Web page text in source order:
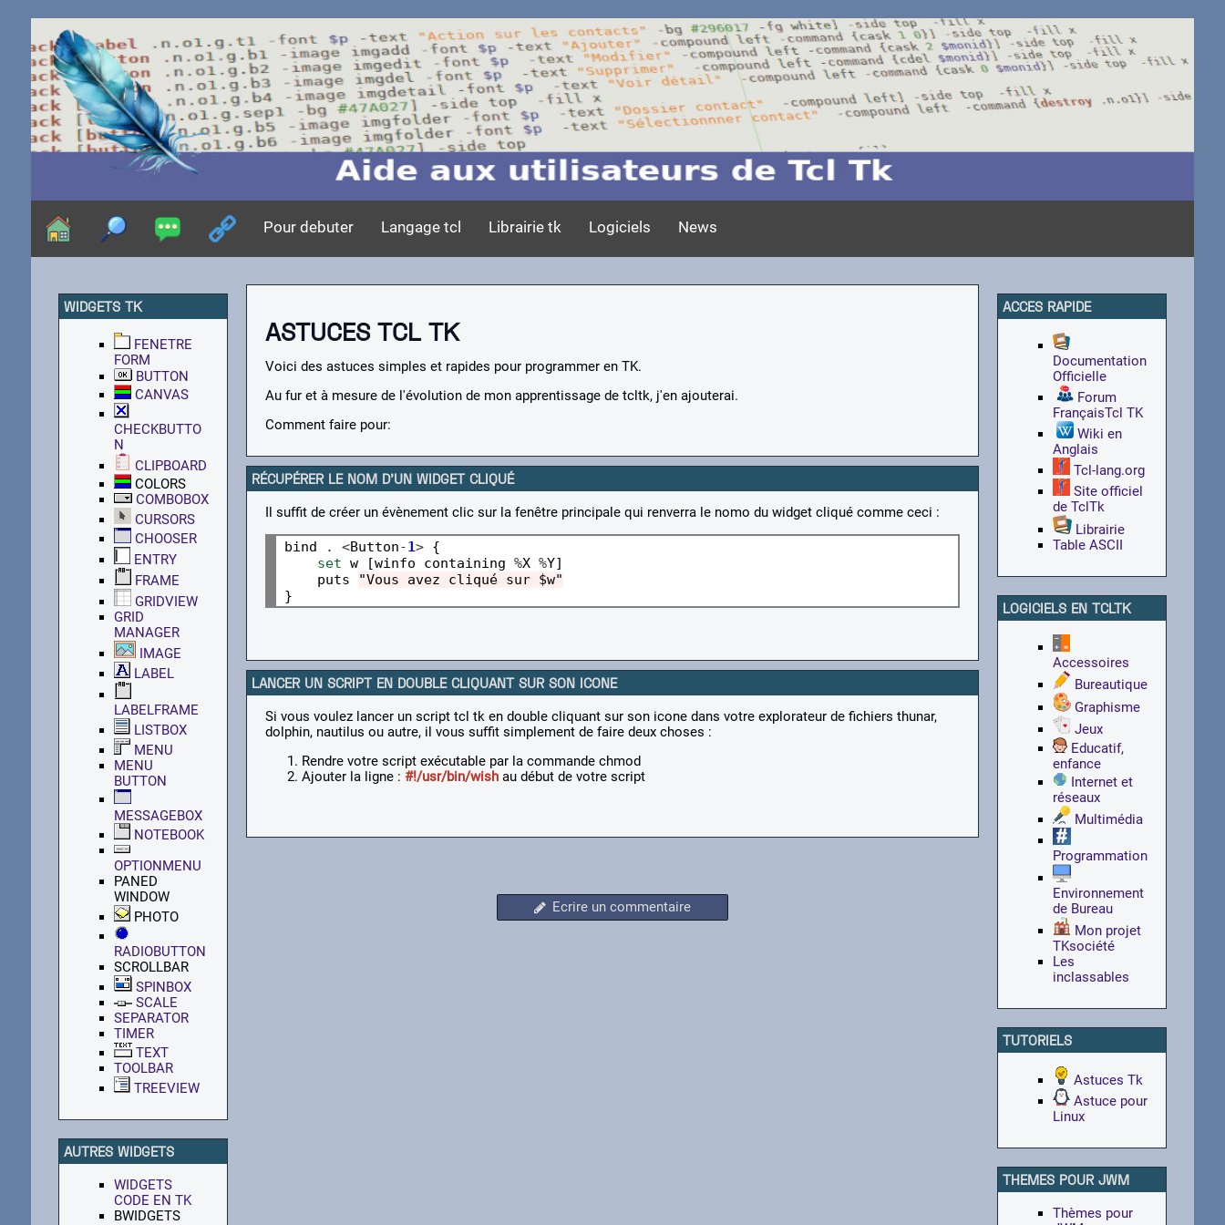
Pour debuter Langage tcl Librairie tk Logiciels News
WIDGETS TK
FENETRE
FORM
BUTTON
CANVAS
CHECKBUTTO
N
CLIPBOARD
COLORS
COMBOBOX
CURSORS
CHOOSER
ENTRY
FRAME
GRIDVIEW
GRID
MANAGER
IMAGE
LABEL
LABELFRAME
LISTBOX
MENU
MENU
BUTTON
MESSAGEBOX
NOTEBOOK
OPTIONMENU
PANED
WINDOW
PHOTO
RADIOBUTTON
SCROLLBAR
SPINBOX
SCALE
SEPARATOR
TIMER
TEXT
TOOLBAR
TREEVIEW
AUTRES WIDGETS
WIDGETS
CODE EN TK
BWIDGETS
ASTUCES TCL TK
Voici des astuces simples et rapides pour programmer en TK.
Au fur et à mesure de l'évolution de mon apprentissage de tcltk, j'en ajouterai.
Comment faire pour:
RÉCUPÉRER LE NOM D'UN WIDGET CLIQUÉ
Il suffit de créer un évènement clic sur la fenêtre principale qui renverra le nomo du widget cliqué comme ceci :
bind . <Button-1> {
set w [winfo containing %X %Y]
    puts
"Vous avez cliqué sur $w"
LANCER UN SCRIPT EN DOUBLE CLIQUANT SUR SON ICONE
Si vous voulez lancer un script tcl tk en double cliquant sur son icone dans votre explorateur de fichiers thunar,
dolphin, nautilus ou autre, il vous suffit simplement de faire deux choses :
Rendre votre script exécutable par la commande chmod
Ajouter la ligne : #!/usr/bin/wish au début de votre script
Ecrire un commentaire
ACCES RAPIDE
Documentation
Officielle
Forum
FrançaisTcl TK
Wiki en
Anglais
Tcl-lang.org
Site officiel
de TclTk
Librairie
Table ASCII
LOGICIELS EN TCLTK
Accessoires
Bureautique
Graphisme
Jeux
Educatif,
enfance
Internet et
réseaux
Multimédia
Programmation
Environnement
de Bureau
Mon projet
TKsociété
Les
inclassables
TUTORIELS
Astuces Tk
Astuce pour
Linux
THEMES POUR JWM
Thèmes pour